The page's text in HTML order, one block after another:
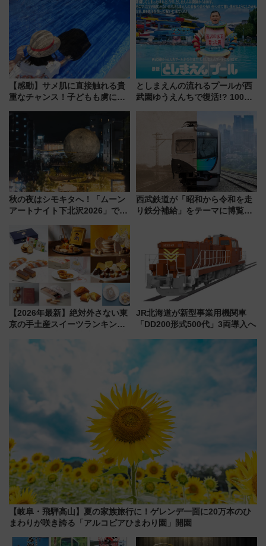
会」は8月11日開催！
で新型特急が品川･羽田とを結
ぶ！ JR空港駅は2面3線化！
【感動】サメ肌に直接触れる貴
重なチャンス！子どもも虜にな
メのタッチングプール」【夏休
み限定企画】
としまえんの流れるプールが西
武園ゆうえんちで復活!? 100周
イダー」に注目 2026年夏は所
沢へ遊びに行こう
秋の夜はシモキタへ！「ムーン
アートナイト下北沢2026」でイ
を満喫しよう
西武鉄道が「昭和から令和を走
り鉄分補給」をテーマに博覧会
14日から 新車両「トキイロ」体
験ブースも アクセスや申込方法
を解説
【2026年最新】絶対外さない東
京の手土産スイーツランキング
ったら
JR北海道が新型事業用機関車
「DD200形式500代」3両導入へ
【岐阜・飛騨高山】夏の家族旅行に！ゲレンデ一面に20万本のひ
まわりが咲き誇る「アルコピアひまわり園」開園